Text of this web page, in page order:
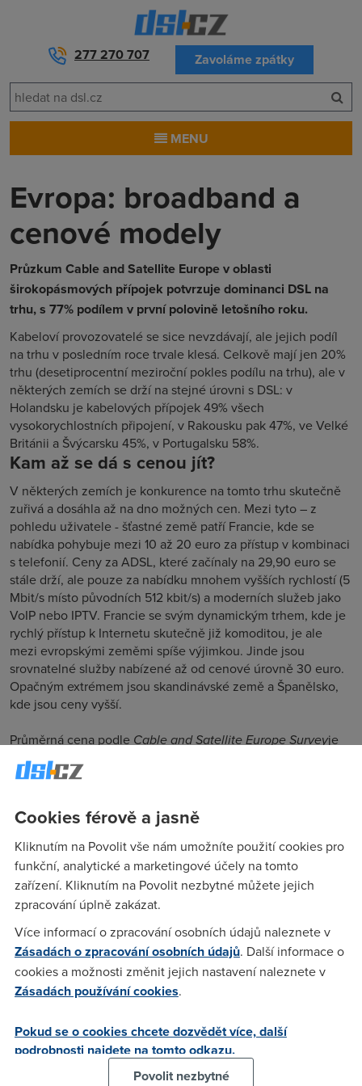
277 270 707 Zavoláme zpátky
MENU
Evropa: broadband a
cenové modely
Průzkum Cable and Satellite Europe v oblasti
širokopásmových přípojek potvrzuje dominanci DSL na
trhu, s 77% podílem v první polovině letošního roku.
Kabeloví provozovatelé se sice nevzdávají, ale jejich podíl
na trhu v posledním roce trvale klesá. Celkově mají jen 20%
trhu (desetiprocentní meziroční pokles podílu na trhu), ale v
některých zemích se drží na stejné úrovni s DSL: v
Holandsku je kabelových přípojek 49% všech
vysokorychlostních připojení, v Rakousku pak 47%, ve Velké
Británii a Švýcarsku 45%, v Portugalsku 58%.
Kam až se dá s cenou jít?
V některých zemích je konkurence na tomto trhu skutečně
zuřivá a dosáhla až na dno možných cen. Mezi tyto – z
pohledu uživatele - šťastné země patří Francie, kde se
nabídka pohybuje mezi 10 až 20 euro za přístup v kombinaci
s telefonií. Ceny za ADSL, které začínaly na 29,90 euro se
stále drží, ale pouze za nabídku mnohem vyšších rychlostí (5
Mbit/s místo původních 512 kbit/s) a moderních služeb jako
VoIP nebo IPTV. Francie se svým dynamickým trhem, kde je
rychlý přístup k Internetu skutečně již komoditou, je ale
mezi evropskými zeměmi spíše výjimkou. Jinde jsou
srovnatelné služby nabízené až od cenové úrovně 30 euro.
Opačným extrémem jsou skandinávské země a Španělsko,
kde jsou ceny vyšší.
Průměrná cena podle Cable and Satellite Europe Surveyje
42,34 euro za 512 kbit/s (minimum 22,90 euro; maximum
74,98 euro), 47,92 euro za 1 Mbit/s (minimum 16,95 euro;
45,86 euro; maximum 80,34 euro). U nižších rychlostí se
cena udržuje na stejné úrovni, ale za vyšší rychlosti se ceny
snižují. Posun od nižších rychlostí k 1 Mbit/s je považován za
běžnou modernizaci, za níž provozovatelé mnohde neúčtují
nic navíc. Pro uživatele ale u vyšších rychlostí už není
nejdůležitější počet Mbit/s, ale spolehlivost a stabilita.
Podle Yankee Group (European Broadband Penetration Set
to Soar to 40% by 2008) se v letošním roce blíží penetrace
širokopásmových přípojek v domácnostech v západní
Evropě 20%. Obrat z přípojky v domácnosti postupně
letošního roku směrem k předpokládaným 23 euro v roce
2008.
Zpoplatňování se různí
Cookies férově a jasně
Kliknutím na Povolit vše nám umožníte použití cookies pro
funkční, analytické a marketingové účely na tomto
zařízení. Kliknutím na Povolit nezbytné můžete jejich
zpracování úplně zakázat.
Více informací o zpracování osobních údajů naleznete v
Zásadách o zpracování osobních údajů. Další informace o
cookies a možnosti změnit jejich nastavení naleznete v
Zásadách používání cookies.
Pokud se o cookies chcete dozvědět více, další
podrobnosti najdete na tomto odkazu.
Povolit nezbytné